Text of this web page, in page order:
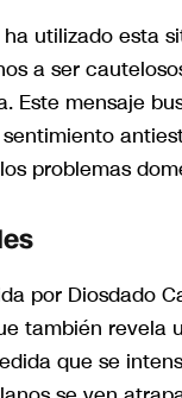
utilizado esta
a ser
Este mensaje
problemas
por Diosdado
también
que se